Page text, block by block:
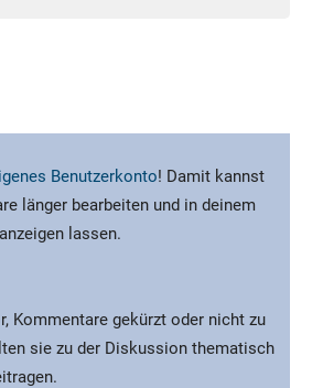
Benutzerkonto! Damit kannst
länger bearbeiten und in deinem
lassen.
Kommentare gekürzt oder nicht zu
sie zu der Diskussion thematisch